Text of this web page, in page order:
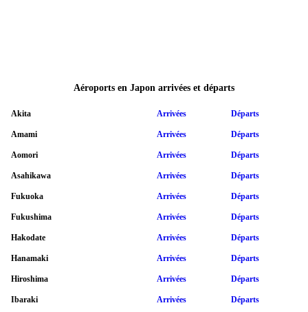
Aéroports en Japon arrivées et départs
Akita Arrivées Départs
Amami Arrivées Départs
Aomori Arrivées Départs
Asahikawa Arrivées Départs
Fukuoka Arrivées Départs
Fukushima Arrivées Départs
Hakodate Arrivées Départs
Hanamaki Arrivées Départs
Hiroshima Arrivées Départs
Ibaraki Arrivées Départs